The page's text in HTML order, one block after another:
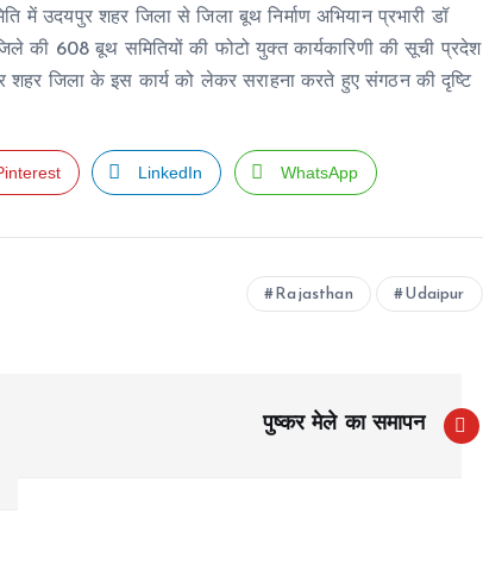
में उदयपुर शहर जिला से जिला बूथ निर्माण अभियान प्रभारी डॉ
की 608 बूथ समितियों की फोटो युक्त कार्यकारिणी की सूची प्रदेश
शहर जिला के इस कार्य को लेकर सराहना करते हुए संगठन की दृष्टि
LinkedIn WhatsApp
Rajasthan Udaipur
पुष्कर मेले का समापन